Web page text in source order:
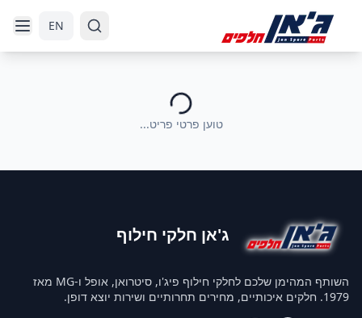
EN
טוען פרטי פריט...
ג'אן חלקי חילוף
השותף המהימן שלכם לחלקי חילוף פיג'ו, סיטרואן, אופל ו-MG מאז
1979. חלקים איכותיים, מחירים תחרותיים ושירות יוצא דופן.